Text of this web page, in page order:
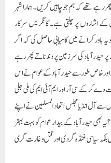
رہے تھے کہ ہم جو چاہیں کریں۔ ہمارا شہر
کے اشاروں پر چلتی ہے۔ کانگریس سرکار
کو یہ باور کرانے میں کامیابی حاصل کی کہ اگر
حیدر آباد کی سرزمین پر دندناتے پھر رہے
اور خاص طور سے حیدر آباد کے عوام نے اس
دے کر کے سی آر اور ایم آئی ایم کی ملی جلی
سے آل انڈیا مجلس اتحاد المسلمین نے اپنے
بھی حیدرآباد کے بیدار عوام کو بہت بہتر
سیاسی غنڈہ گردی اور قتل و غارت گری